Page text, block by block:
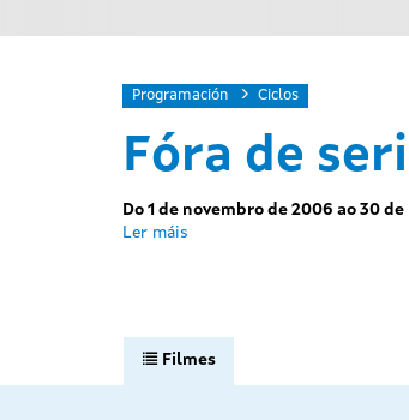
Programación Ciclos
Fóra de
Do 1 de novembro de 2006 ao 30
Ler máis
Filmes